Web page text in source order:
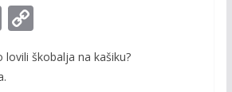
E
m
ai
C
o
p
lovili škobalja na kašiku?